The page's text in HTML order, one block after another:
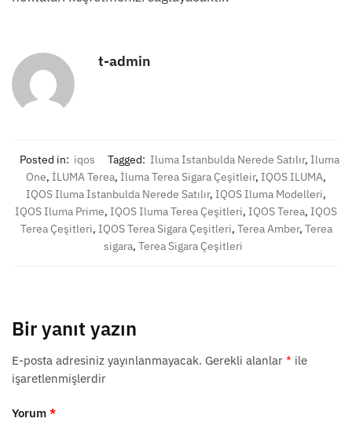
t-admin
Posted in: iqos Tagged: Iluma İstanbulda Nerede Satılır, İluma
One, İLUMA Terea, İluma Terea Sigara Çeşitleir, IQOS ILUMA,
IQOS Iluma İstanbulda Nerede Satılır, IQOS Iluma Modelleri,
IQOS Iluma Prime, IQOS Iluma Terea Çeşitleri, IQOS Terea, IQOS
Terea Çeşitleri, IQOS Terea Sigara Çeşitleri, Terea Amber, Terea
sigara, Terea Sigara Çeşitleri
Bir yanıt yazın
E-posta adresiniz yayınlanmayacak. Gerekli alanlar * ile
işaretlenmişlerdir
Yorum *